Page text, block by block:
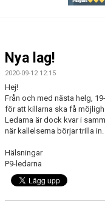
MEDLEMSANMÄLAN
Nya lag!
2020-09-12 12:15
Hej!
Från och med nästa helg,
för att killarna ska få
Ledarna är dock kvar i
när kallelserna börjar trilla in.
Hälsningar
P9-ledarna